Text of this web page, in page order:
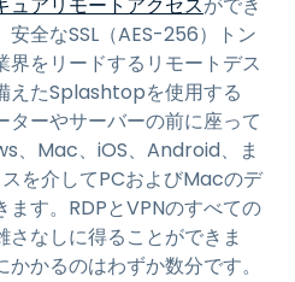
ュアリモートアクセスができ
安全なSSL（AES-256）トン
界をリードするリモートデス
えたSplashtopを使用する
ターやサーバーの前に座って
、Mac、iOS、Android、ま
を介してPCおよびMacのデ
す。RDPとVPNのすべての
なしに得ることができま
かるのはわずか数分です。